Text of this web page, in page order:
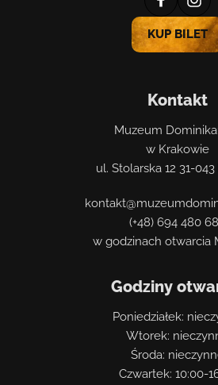
profil
muzeum
na
profil
na
KUP BILET
Kontakt
Muzeum
w Krakowie
ul. Stolarska 12 31-
(+48) 694 480
w godzinach otwarcia
Godziny
Poniedziałek:
Wtorek:
Środa:
Czwartek: 10:00-